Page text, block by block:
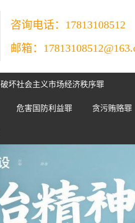
咨询电话：17813108512
邮箱：
破坏社会主义市场经济秩序罪
危害国防利益罪 贪污贿赂罪